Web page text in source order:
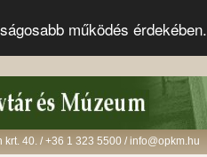
működés érdekében.
40. / +36 1 323 5500 / info@opkm.hu